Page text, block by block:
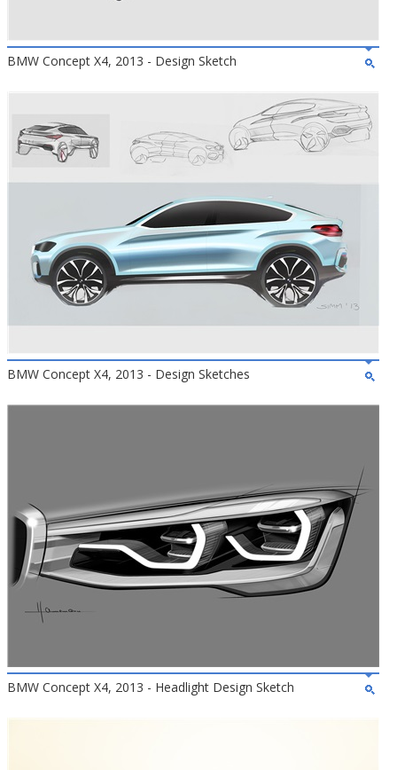
BMW Concept X4, 2013 - Design Sketch
BMW Concept X4, 2013 - Design Sketches
BMW Concept X4, 2013 - Headlight Design Sketch